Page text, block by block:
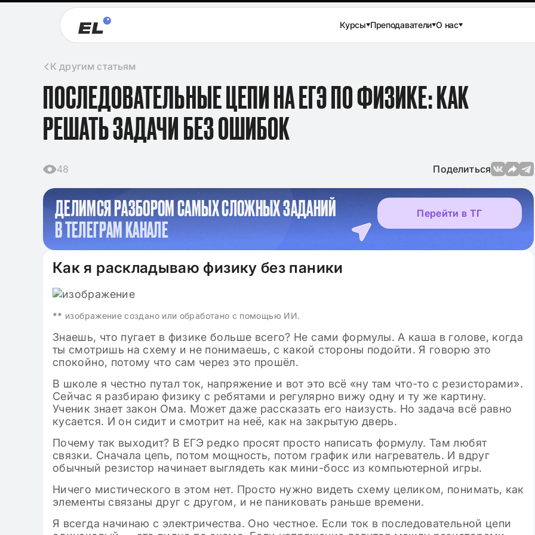
Курсы Преподаватели О нас
К другим статьям
ПОСЛЕДОВАТЕЛЬНЫЕ ЦЕПИ НА ЕГЭ ПО ФИЗИКЕ: КАК
РЕШАТЬ ЗАДАЧИ БЕЗ ОШИБОК
48 Поделиться
ДЕЛИМСЯ РАЗБОРОМ САМЫХ СЛОЖНЫХ ЗАДАНИЙ
В ТЕЛЕГРАМ КАНАЛЕ
Перейти в ТГ
Как я раскладываю физику без паники
** изображение создано или обработано с помощью ИИ.
Знаешь, что пугает в физике больше всего? Не сами формулы. А каша в голове, когда
ты смотришь на схему и не понимаешь, с какой стороны подойти. Я говорю это
спокойно, потому что сам через это прошёл.
В школе я честно путал ток, напряжение и вот это всё «ну там что-то с резисторами».
Сейчас я разбираю физику с ребятами и регулярно вижу одну и ту же картину.
Ученик знает закон Ома. Может даже рассказать его наизусть. Но задача всё равно
кусается. И он сидит и смотрит на неё, как на закрытую дверь.
Почему так выходит? В ЕГЭ редко просят просто написать формулу. Там любят
связки. Сначала цепь, потом мощность, потом график или нагреватель. И вдруг
обычный резистор начинает выглядеть как мини-босс из компьютерной игры.
Ничего мистического в этом нет. Просто нужно видеть схему целиком, понимать, как
элементы связаны друг с другом, и не паниковать раньше времени.
Я всегда начинаю с электричества. Оно честное. Если ток в последовательной цепи
Клише для итогового